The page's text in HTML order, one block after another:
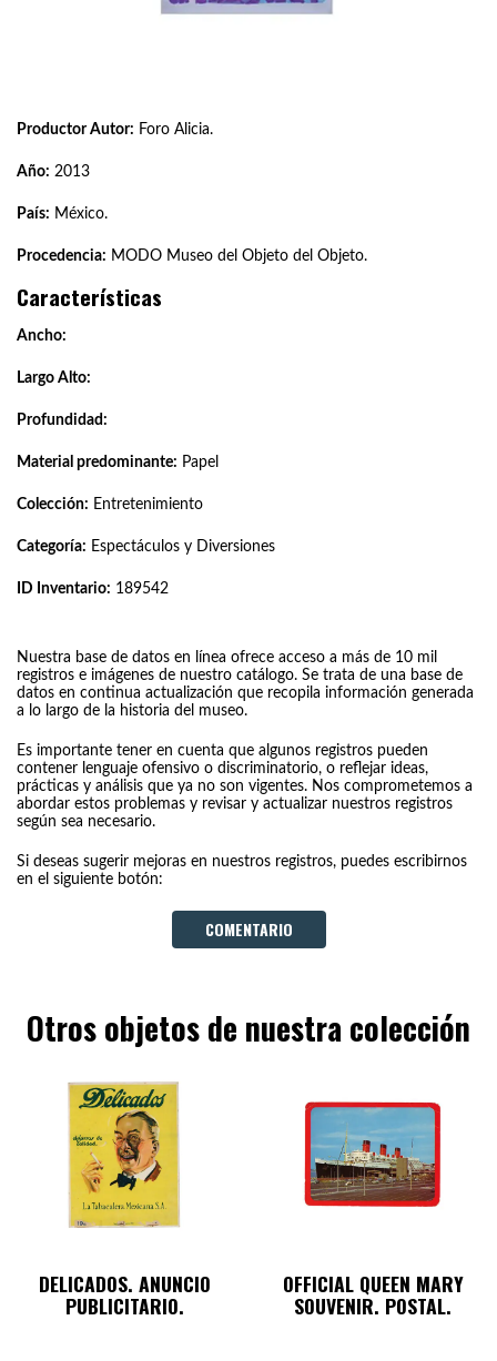
Productor Autor: Foro Alicia.
Año: 2013
País: México.
Procedencia: MODO Museo del Objeto del Objeto.
Características
Ancho:
Largo Alto:
Profundidad:
Material predominante: Papel
Colección: Entretenimiento
Categoría: Espectáculos y Diversiones
ID Inventario: 189542
Nuestra base de datos en línea ofrece acceso a más de 10 mil
registros e imágenes de nuestro catálogo. Se trata de una base de
datos en continua actualización que recopila información generada
a lo largo de la historia del museo.
Es importante tener en cuenta que algunos registros pueden
contener lenguaje ofensivo o discriminatorio, o reflejar ideas,
prácticas y análisis que ya no son vigentes. Nos comprometemos a
abordar estos problemas y revisar y actualizar nuestros registros
según sea necesario.
Si deseas sugerir mejoras en nuestros registros, puedes escribirnos
en el siguiente botón:
COMENTARIO
Otros objetos de nuestra colección
DELICADOS. ANUNCIO
PUBLICITARIO.
OFFICIAL QUEEN MARY
SOUVENIR. POSTAL.